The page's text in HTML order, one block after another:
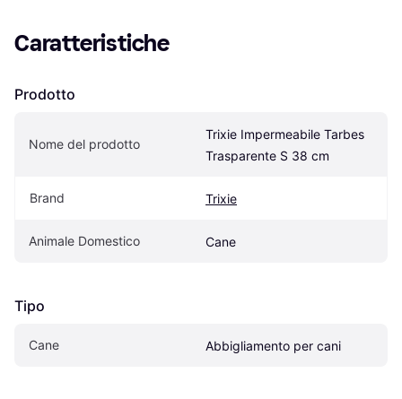
Caratteristiche
Prodotto
Nome del prodotto
Trixie Impermeabile Tarbes
Trasparente S 38 cm
Brand Trixie
Animale Domestico Cane
Tipo
Cane Abbigliamento per cani